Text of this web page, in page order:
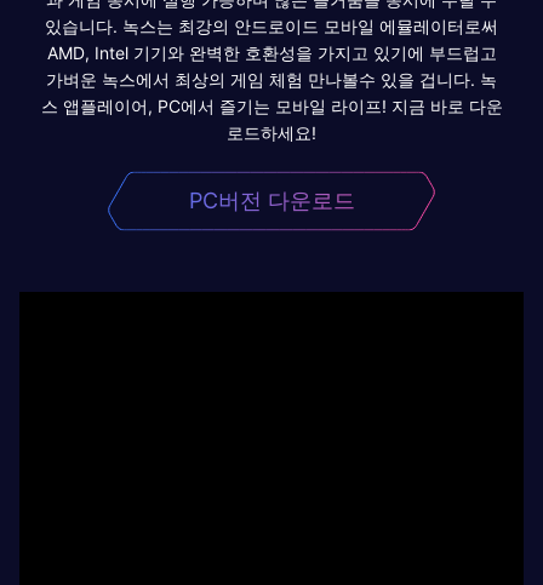
있습니다. 녹스는 최강의 안드로이드 모바일 에뮬레이터로써
AMD, Intel 기기와 완벽한 호환성을 가지고 있기에 부드럽고
가벼운 녹스에서 최상의 게임 체험 만나볼수 있을 겁니다. 녹
스 앱플레이어, PC에서 즐기는 모바일 라이프! 지금 바로 다운
로드하세요!
PC버전 다운로드